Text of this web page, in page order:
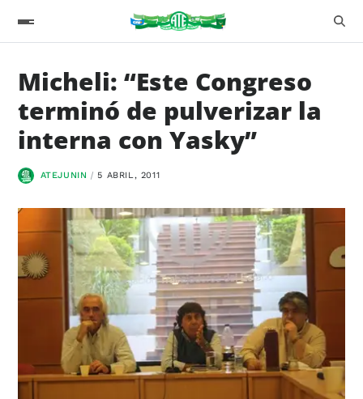
Micheli: “Este Congreso
terminó de pulverizar la
interna con Yasky”
ATEJUNIN 5 ABRIL, 2011